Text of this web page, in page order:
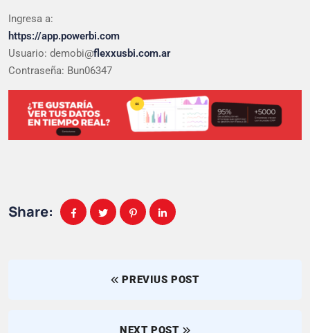
Ingresa a:
https://app.powerbi.com
Usuario: demobi@flexxusbi.com.ar
Contraseña: Bun06347
Share:
PREVIUS POST
NEXT POST